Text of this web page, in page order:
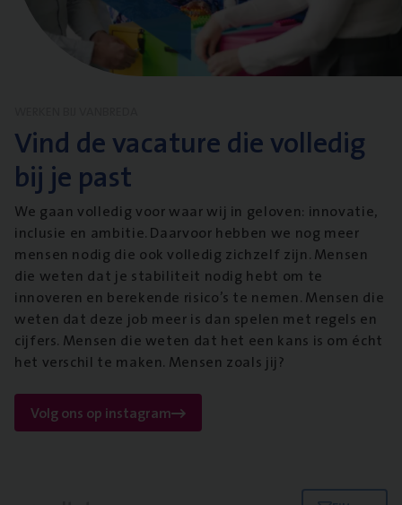
Vind de vacature die volledig
bij je past
We gaan volledig voor waar wij in geloven: innovatie,
inclusie en ambitie. Daarvoor hebben we nog meer
mensen nodig die ook volledig zichzelf zijn. Mensen
die weten dat je stabiliteit nodig hebt om te
innoveren en berekende risico’s te nemen. Mensen die
weten dat deze job meer is dan spelen met regels en
cijfers. Mensen die weten dat het een kans is om écht
het verschil te maken. Mensen zoals jij?
Volg ons op instagram